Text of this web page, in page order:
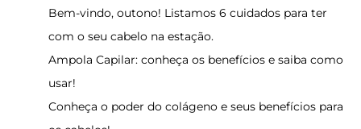
Bem-vindo, outono! Listamos 6 cuidados para ter
com o seu cabelo na estação.
Ampola Capilar: conheça os benefícios e saiba como
usar!
Conheça o poder do colágeno e seus benefícios para